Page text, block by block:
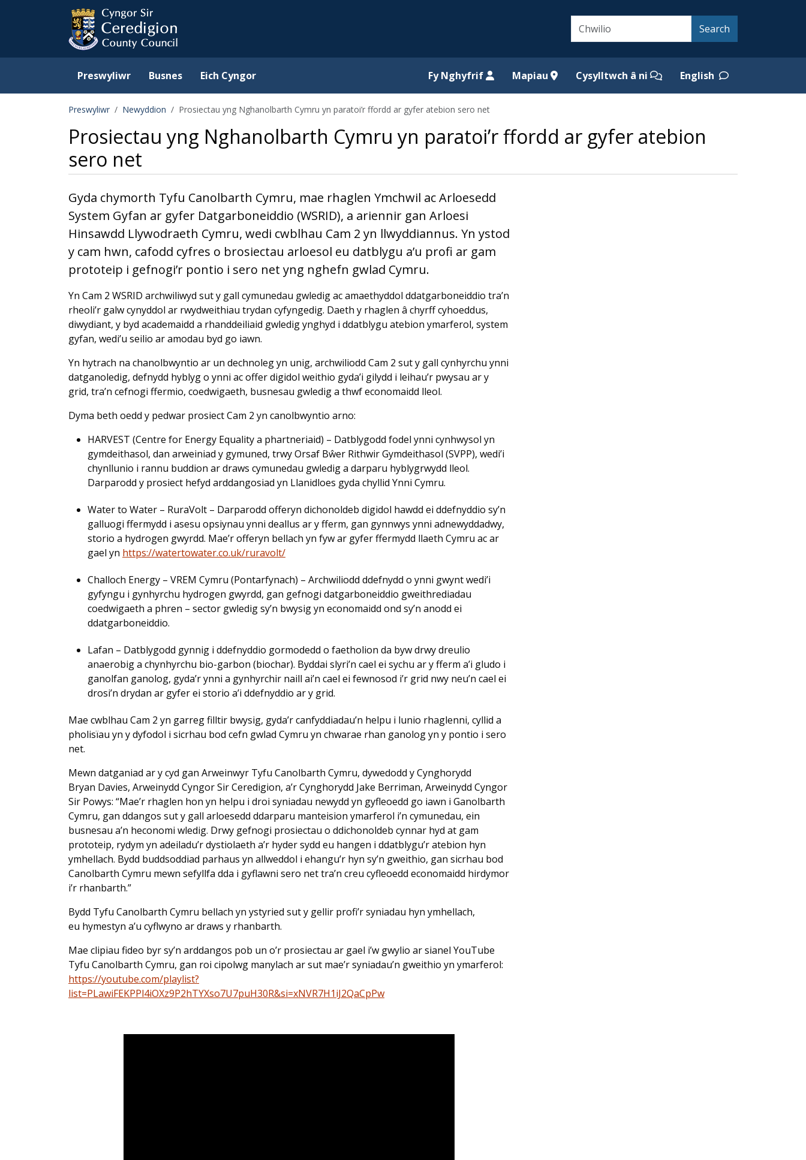
Skip to main content
Ceredigion County Council website Search Search
Preswyliwr Busnes Eich Cyngor Fy Nghyfrif Mapiau Cysylltwch â ni English
Preswyliwr Newyddion Prosiectau yng Nghanolbarth Cymru yn paratoi’r ffordd ar gyfer atebion sero net
Prosiectau yng Nghanolbarth Cymru yn paratoi’r ffordd ar gyfer atebion
sero net
Gyda chymorth Tyfu Canolbarth Cymru, mae rhaglen Ymchwil ac Arloesedd
System Gyfan ar gyfer Datgarboneiddio (WSRID), a ariennir gan Arloesi
Hinsawdd Llywodraeth Cymru, wedi cwblhau Cam 2 yn llwyddiannus. Yn ystod
y cam hwn, cafodd cyfres o brosiectau arloesol eu datblygu a’u profi ar gam
prototeip i gefnogi’r pontio i sero net yng nghefn gwlad Cymru.
Yn Cam 2 WSRID archwiliwyd sut y gall cymunedau gwledig ac amaethyddol ddatgarboneiddio tra’n
rheoli’r galw cynyddol ar rwydweithiau trydan cyfyngedig. Daeth y rhaglen â chyrff cyhoeddus,
diwydiant, y byd academaidd a rhanddeiliaid gwledig ynghyd i ddatblygu atebion ymarferol, system
gyfan, wedi’u seilio ar amodau byd go iawn.
Yn hytrach na chanolbwyntio ar un dechnoleg yn unig, archwiliodd Cam 2 sut y gall cynhyrchu ynni
datganoledig, defnydd hyblyg o ynni ac offer digidol weithio gyda’i gilydd i leihau’r pwysau ar y
grid, tra’n cefnogi ffermio, coedwigaeth, busnesau gwledig a thwf economaidd lleol.
Dyma beth oedd y pedwar prosiect Cam 2 yn canolbwyntio arno:
HARVEST (Centre for Energy Equality a phartneriaid) – Datblygodd fodel ynni cynhwysol yn
gymdeithasol, dan arweiniad y gymuned, trwy Orsaf Bŵer Rithwir Gymdeithasol (SVPP), wedi’i
chynllunio i rannu buddion ar draws cymunedau gwledig a darparu hyblygrwydd lleol.
Darparodd y prosiect hefyd arddangosiad yn Llanidloes gyda chyllid Ynni Cymru.
Water to Water – RuraVolt – Darparodd offeryn dichonoldeb digidol hawdd ei ddefnyddio sy’n
galluogi ffermydd i asesu opsiynau ynni deallus ar y fferm, gan gynnwys ynni adnewyddadwy,
storio a hydrogen gwyrdd. Mae’r offeryn bellach yn fyw ar gyfer ffermydd llaeth Cymru ac ar
gael yn https://watertowater.co.uk/ruravolt/
Challoch Energy – VREM Cymru (Pontarfynach) – Archwiliodd ddefnydd o ynni gwynt wedi’i
gyfyngu i gynhyrchu hydrogen gwyrdd, gan gefnogi datgarboneiddio gweithrediadau
coedwigaeth a phren – sector gwledig sy’n bwysig yn economaidd ond sy’n anodd ei
ddatgarboneiddio.
Lafan – Datblygodd gynnig i ddefnyddio gormodedd o faetholion da byw drwy dreulio
anaerobig a chynhyrchu bio-garbon (biochar). Byddai slyri’n cael ei sychu ar y fferm a’i gludo i
ganolfan ganolog, gyda’r ynni a gynhyrchir naill ai’n cael ei fewnosod i’r grid nwy neu’n cael ei
drosi’n drydan ar gyfer ei storio a’i ddefnyddio ar y grid.
Mae cwblhau Cam 2 yn garreg filltir bwysig, gyda’r canfyddiadau’n helpu i lunio rhaglenni, cyllid a
pholisïau yn y dyfodol i sicrhau bod cefn gwlad Cymru yn chwarae rhan ganolog yn y pontio i sero
net.
Mewn datganiad ar y cyd gan Arweinwyr Tyfu Canolbarth Cymru, dywedodd y Cynghorydd
Bryan Davies, Arweinydd Cyngor Sir Ceredigion, a’r Cynghorydd Jake Berriman, Arweinydd Cyngor
Sir Powys: “Mae’r rhaglen hon yn helpu i droi syniadau newydd yn gyfleoedd go iawn i Ganolbarth
Cymru, gan ddangos sut y gall arloesedd ddarparu manteision ymarferol i’n cymunedau, ein
busnesau a’n heconomi wledig. Drwy gefnogi prosiectau o ddichonoldeb cynnar hyd at gam
prototeip, rydym yn adeiladu’r dystiolaeth a’r hyder sydd eu hangen i ddatblygu’r atebion hyn
ymhellach. Bydd buddsoddiad parhaus yn allweddol i ehangu’r hyn sy’n gweithio, gan sicrhau bod
Canolbarth Cymru mewn sefyllfa dda i gyflawni sero net tra’n creu cyfleoedd economaidd hirdymor
i’r rhanbarth.”
Bydd Tyfu Canolbarth Cymru bellach yn ystyried sut y gellir profi’r syniadau hyn ymhellach,
eu hymestyn a’u cyflwyno ar draws y rhanbarth.
Mae clipiau fideo byr sy’n arddangos pob un o’r prosiectau ar gael i’w gwylio ar sianel YouTube
Tyfu Canolbarth Cymru, gan roi cipolwg manylach ar sut mae’r syniadau’n gweithio yn ymarferol:
https://youtube.com/playlist?
list=PLawiFEKPPl4iOXz9P2hTYXso7U7puH30R&si=xNVR7H1iJ2QaCpPw